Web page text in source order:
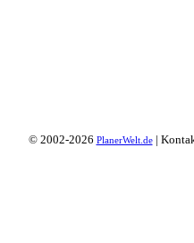
© 2002-2026 PlanerWelt.de|